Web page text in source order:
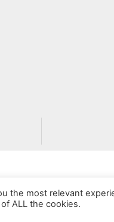
the most relevant
ALL the cookies.